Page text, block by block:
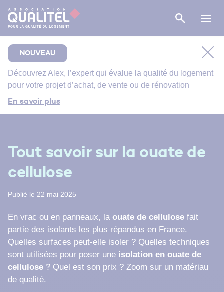
Comment bien suivre le chantier de rénovation de
votre salle de bain ?
retrouver ?
NOUVEAU
Découvrez Alex, l’expert qui évalue la qualité du logement
pour votre projet d’achat, de vente ou de rénovation
En savoir plus
Tout savoir sur la ouate de
cellulose
Publié le 22 mai 2025
En vrac ou en panneaux, la ouate de cellulose fait
partie des isolants les plus répandus en France.
Quelles surfaces peut-elle isoler ? Quelles techniques
sont utilisées pour poser une isolation en ouate de
cellulose ? Quel est son prix ? Zoom sur un matériau
de qualité.